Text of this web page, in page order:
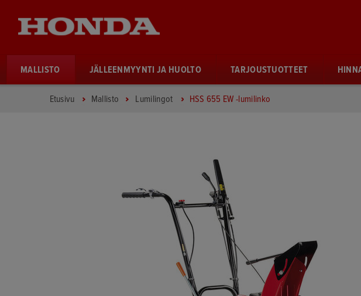
MALLISTO JÄLLEENMYYNTI JA HUOLTO TARJOUSTUOTTEET
Etusivu Mallisto Lumilingot HSS 655 EW -lumilinko